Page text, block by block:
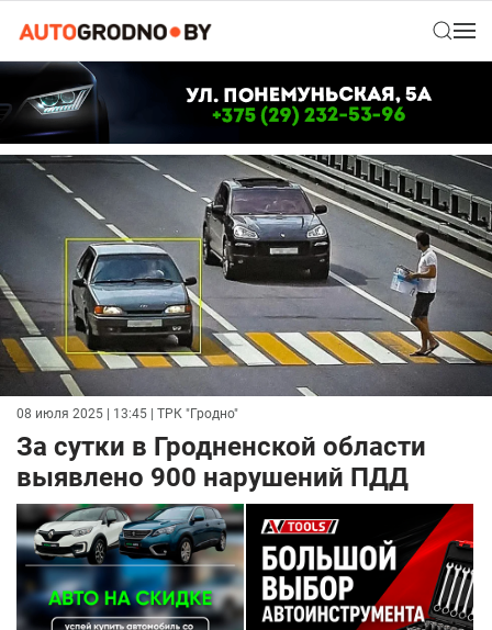
08 июля 2025 | 13:45 | ТРК "Гродно"
За сутки в Гродненской области
выявлено 900 нарушений ПДД